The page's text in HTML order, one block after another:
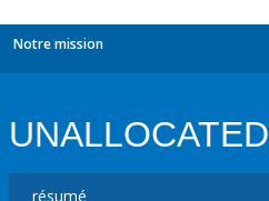
Notre mission
UNALLOCATED